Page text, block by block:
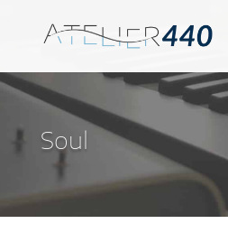
Soul